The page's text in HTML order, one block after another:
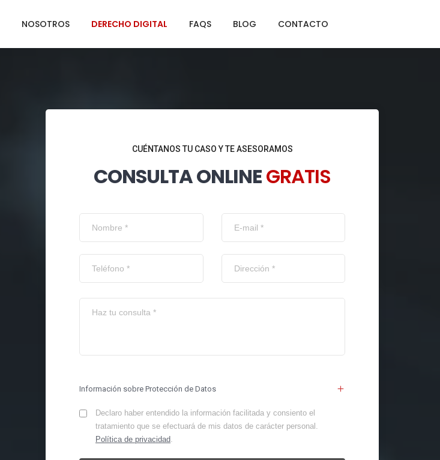
NOSOTROS DERECHO DIGITAL FAQS BLOG CONTACTO
CUÉNTANOS TU CASO Y TE ASESORAMOS
CONSULTA ONLINEGRATIS
Información sobre Protección de Datos
Declaro haber entendido la información facilitada y consiento el
tratamiento que se efectuará de mis datos de carácter personal.
Política de privacidad.